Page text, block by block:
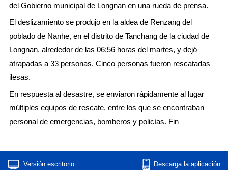
del Gobierno municipal de Longnan en una rueda de prensa.
El deslizamiento se produjo en la aldea de Renzang del
poblado de Nanhe, en el distrito de Tanchang de la ciudad de
Longnan, alrededor de las 06:56 horas del martes, y dejó
atrapadas a 33 personas. Cinco personas fueron rescatadas
ilesas.
En respuesta al desastre, se enviaron rápidamente al lugar
múltiples equipos de rescate, entre los que se encontraban
personal de emergencias, bomberos y policías. Fin
Versión escritorio Descarga la aplicación